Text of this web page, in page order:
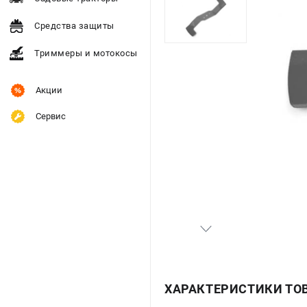
Средства защиты
Триммеры и мотокосы
Акции
Сервис
ХАРАКТЕРИСТИКИ